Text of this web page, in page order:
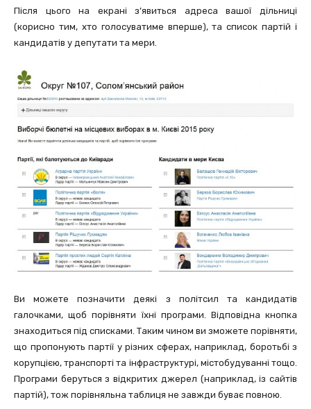
Після цього на екрані з’явиться адреса вашої дільниці
(корисно тим, хто голосуватиме вперше), та список партій і
кандидатів у депутати та мери.
Ви можете позначити деякі з політсил та кандидатів
галочками, щоб порівняти їхні програми. Відповідна кнопка
знаходиться під списками. Таким чином ви зможете порівняти,
що пропонують партії у різних сферах, наприклад, боротьбі з
корупцією, транспорті та інфраструктурі, містобудуванні тощо.
Програми беруться з відкритих джерел (наприклад, із сайтів
партій), тож порівняльна таблиця не завжди буває повною.